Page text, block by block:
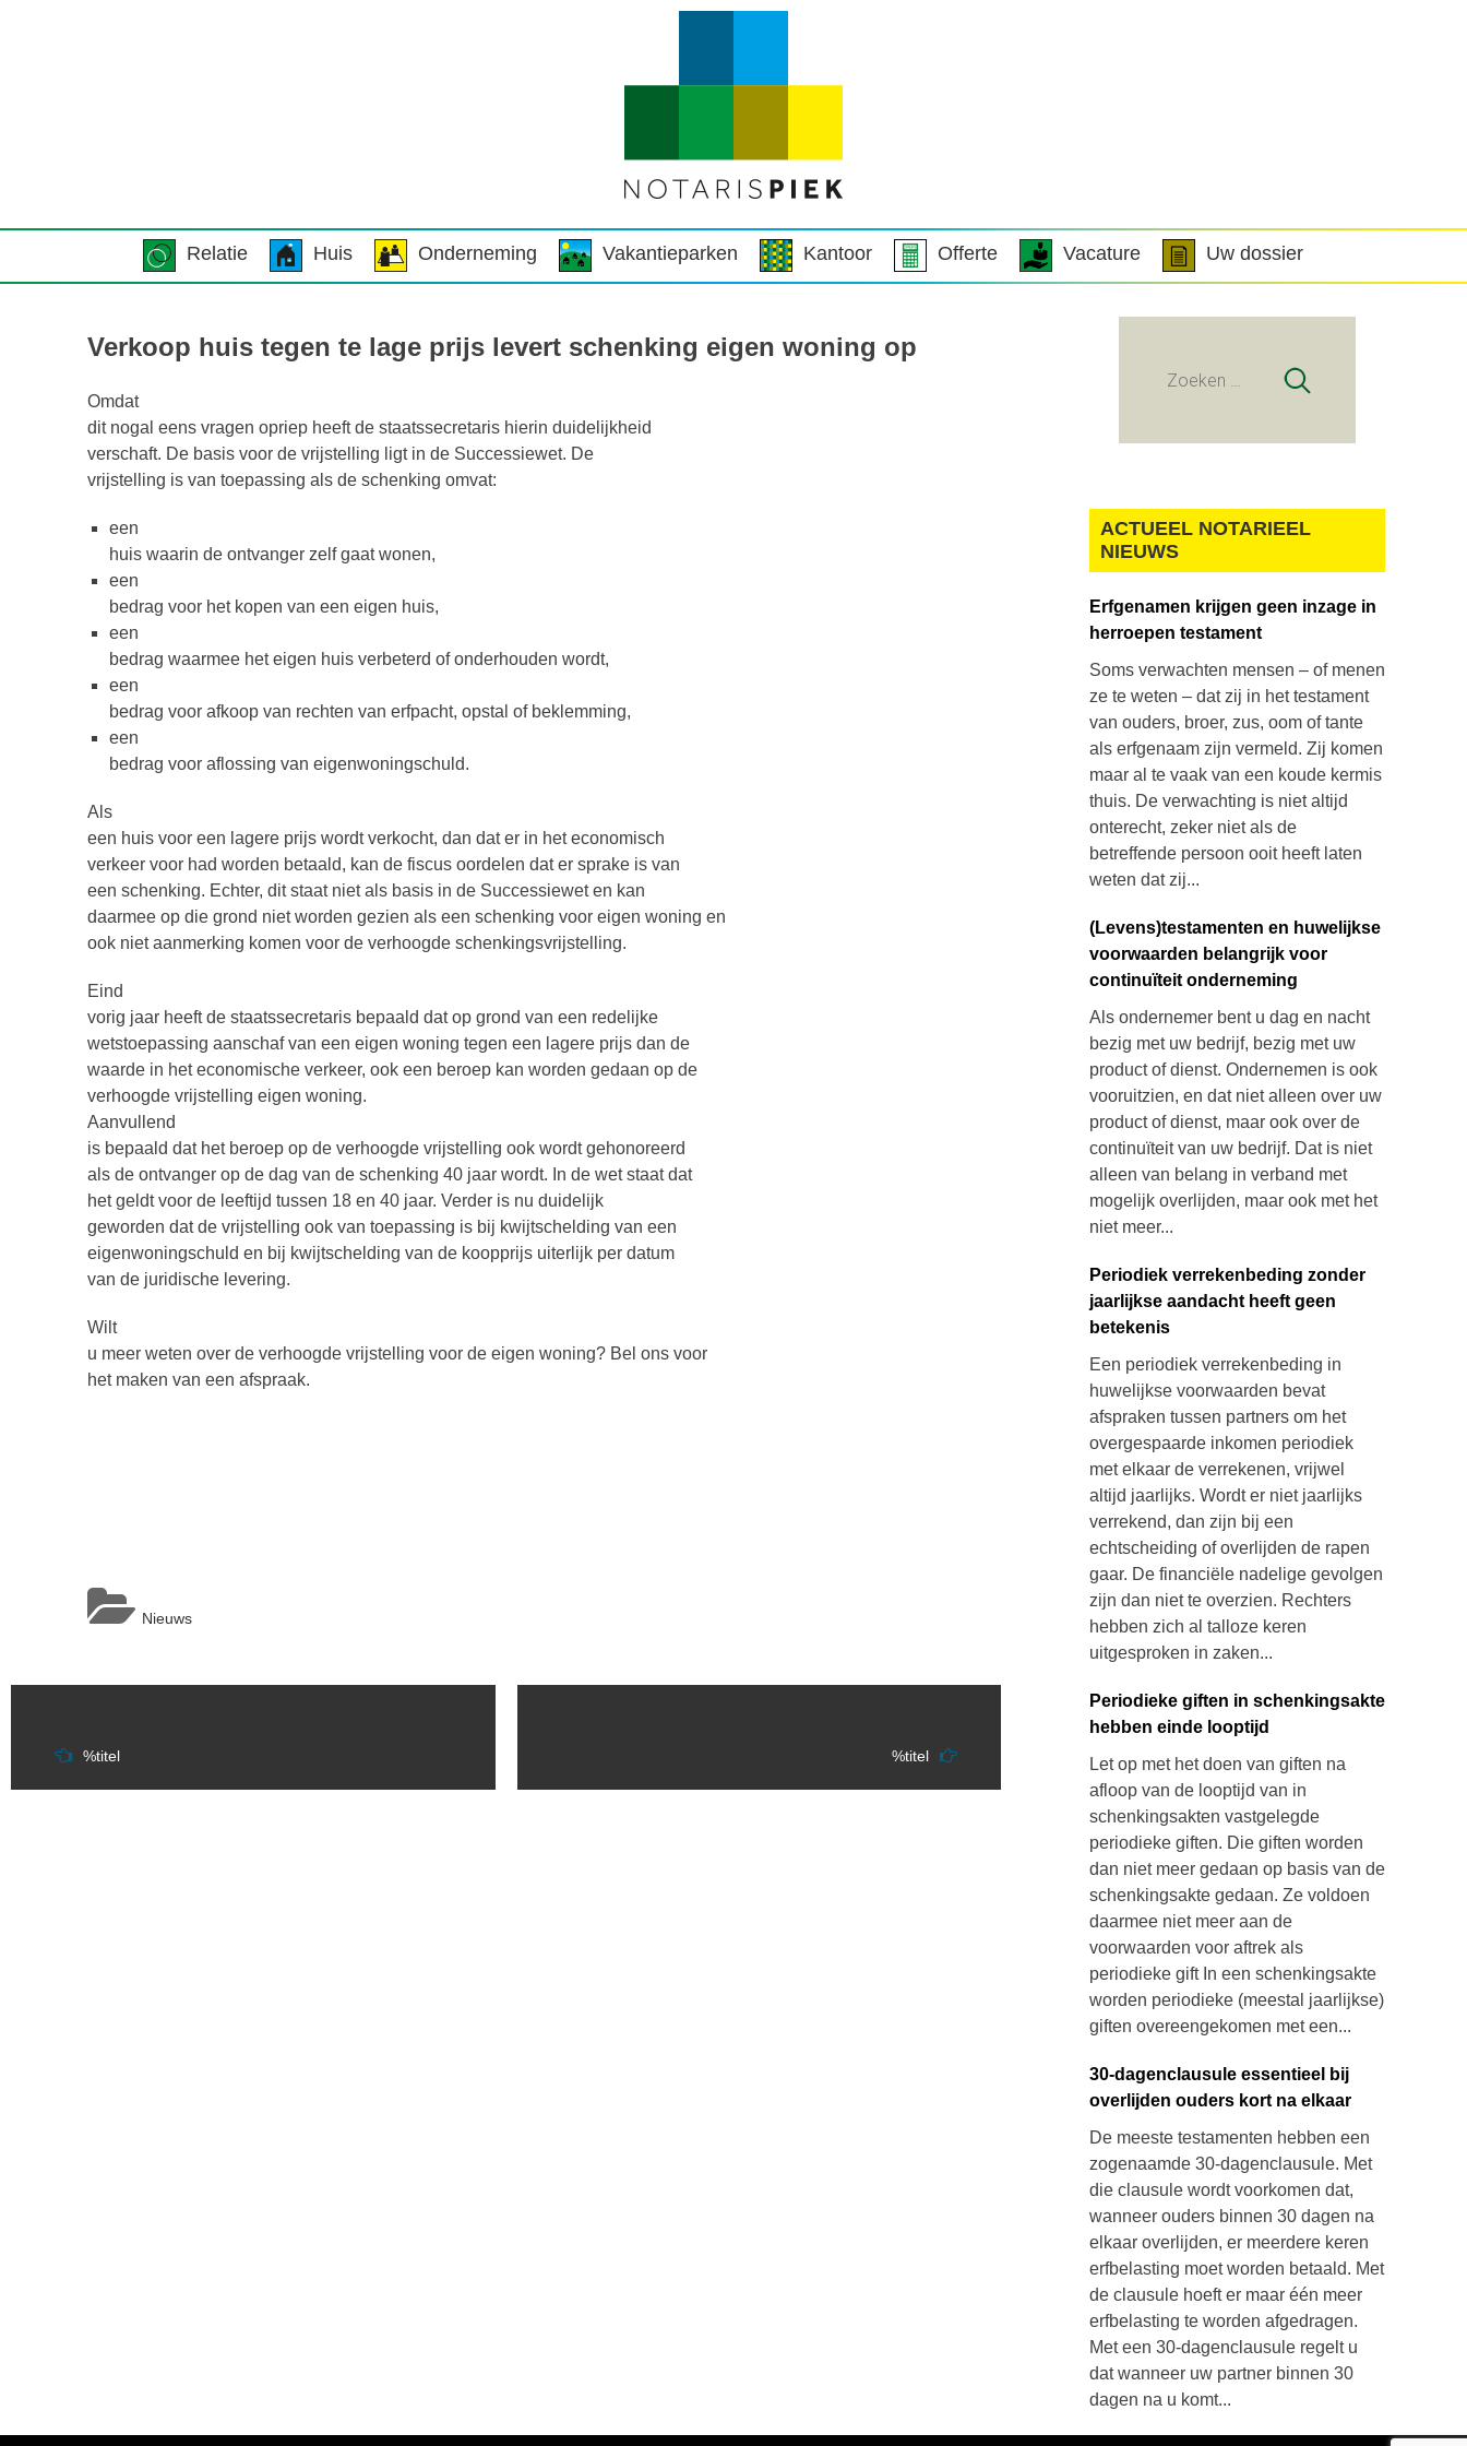
Relatie Huis Onderneming Vakantieparken Kantoor Offerte Vacature Uw dossier
Verkoop huis tegen te lage prijs levert schenking eigen woning op
Omdat
dit nogal eens vragen opriep heeft de staatssecretaris hierin duidelijkheid
verschaft. De basis voor de vrijstelling ligt in de Successiewet. De
vrijstelling is van toepassing als de schenking omvat:
een
huis waarin de ontvanger zelf gaat wonen,
een
bedrag voor het kopen van een eigen huis,
een
bedrag waarmee het eigen huis verbeterd of onderhouden wordt,
een
bedrag voor afkoop van rechten van erfpacht, opstal of beklemming,
een
bedrag voor aflossing van eigenwoningschuld.
Als
een huis voor een lagere prijs wordt verkocht, dan dat er in het economisch
verkeer voor had worden betaald, kan de fiscus oordelen dat er sprake is van
een schenking. Echter, dit staat niet als basis in de Successiewet en kan
daarmee op die grond niet worden gezien als een schenking voor eigen woning en
ook niet aanmerking komen voor de verhoogde schenkingsvrijstelling.
Eind
vorig jaar heeft de staatssecretaris bepaald dat op grond van een redelijke
wetstoepassing aanschaf van een eigen woning tegen een lagere prijs dan de
waarde in het economische verkeer, ook een beroep kan worden gedaan op de
verhoogde vrijstelling eigen woning.
Aanvullend
is bepaald dat het beroep op de verhoogde vrijstelling ook wordt gehonoreerd
als de ontvanger op de dag van de schenking 40 jaar wordt. In de wet staat dat
het geldt voor de leeftijd tussen 18 en 40 jaar. Verder is nu duidelijk
geworden dat de vrijstelling ook van toepassing is bij kwijtschelding van een
eigenwoningschuld en bij kwijtschelding van de koopprijs uiterlijk per datum
van de juridische levering.
Wilt
u meer weten over de verhoogde vrijstelling voor de eigen woning? Bel ons voor
het maken van een afspraak.
Nieuws
Berichtnavigatie
%titel %titel
Zoeken
ACTUEEL NOTARIEEL
NIEUWS
Erfgenamen krijgen geen inzage in
herroepen testament
Soms verwachten mensen – of menen
ze te weten – dat zij in het testament
van ouders, broer, zus, oom of tante
als erfgenaam zijn vermeld. Zij komen
maar al te vaak van een koude kermis
thuis. De verwachting is niet altijd
onterecht, zeker niet als de
betreffende persoon ooit heeft laten
weten dat zij...
(Levens)testamenten en huwelijkse
voorwaarden belangrijk voor
continuïteit onderneming
Als ondernemer bent u dag en nacht
bezig met uw bedrijf, bezig met uw
product of dienst. Ondernemen is ook
vooruitzien, en dat niet alleen over uw
product of dienst, maar ook over de
continuïteit van uw bedrijf. Dat is niet
alleen van belang in verband met
mogelijk overlijden, maar ook met het
niet meer...
Periodiek verrekenbeding zonder
jaarlijkse aandacht heeft geen
betekenis
Een periodiek verrekenbeding in
huwelijkse voorwaarden bevat
afspraken tussen partners om het
overgespaarde inkomen periodiek
met elkaar de verrekenen, vrijwel
altijd jaarlijks. Wordt er niet jaarlijks
verrekend, dan zijn bij een
echtscheiding of overlijden de rapen
gaar. De financiële nadelige gevolgen
zijn dan niet te overzien. Rechters
hebben zich al talloze keren
uitgesproken in zaken...
Periodieke giften in schenkingsakte
hebben einde looptijd
Let op met het doen van giften na
afloop van de looptijd van in
schenkingsakten vastgelegde
periodieke giften. Die giften worden
dan niet meer gedaan op basis van de
schenkingsakte gedaan. Ze voldoen
daarmee niet meer aan de
voorwaarden voor aftrek als
periodieke gift In een schenkingsakte
worden periodieke (meestal jaarlijkse)
giften overeengekomen met een...
30-dagenclausule essentieel bij
overlijden ouders kort na elkaar
De meeste testamenten hebben een
zogenaamde 30-dagenclausule. Met
die clausule wordt voorkomen dat,
wanneer ouders binnen 30 dagen na
elkaar overlijden, er meerdere keren
erfbelasting moet worden betaald. Met
de clausule hoeft er maar één meer
erfbelasting te worden afgedragen.
Met een 30-dagenclausule regelt u
dat wanneer uw partner binnen 30
dagen na u komt...